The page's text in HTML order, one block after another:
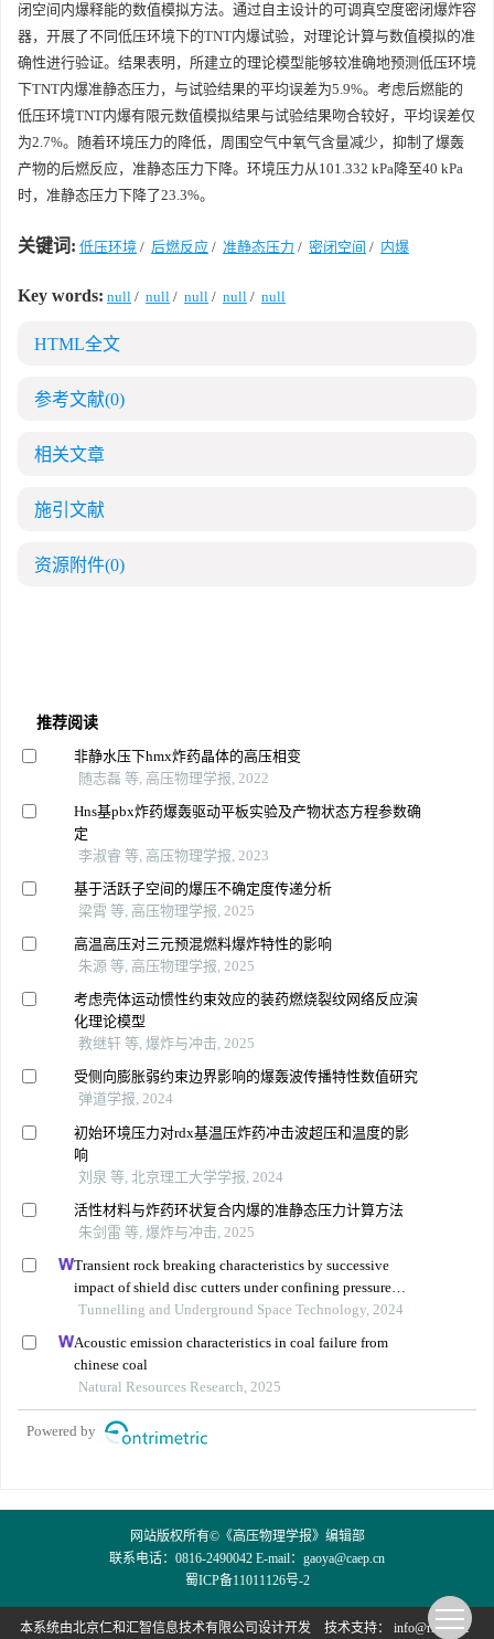
闭空间内爆释能的数值模拟方法。通过自主设计的可调真空度密闭爆炸容
器，开展了不同低压环境下的TNT内爆试验，对理论计算与数值模拟的准
确性进行验证。结果表明，所建立的理论模型能够较准确地预测低压环境
下TNT内爆准静态压力，与试验结果的平均误差为5.9%。考虑后燃能的
低压环境TNT内爆有限元数值模拟结果与试验结果吻合较好，平均误差仅
为2.7%。随着环境压力的降低，周围空气中氧气含量减少，抑制了爆轰
产物的后燃反应，准静态压力下降。环境压力从101.332 kPa降至40 kPa
时，准静态压力下降了23.3%。
关键词: 低压环境 / 后燃反应 / 准静态压力 / 密闭空间 / 内爆
Key words: null / null / null / null / null
HTML全文
参考文献(0)
相关文章
施引文献
资源附件(0)
推荐阅读
非静水压下hmx炸药晶体的高压相变
随志磊 等, 高压物理学报, 2022
Hns基pbx炸药爆轰驱动平板实验及产物状态方程参数确
定
李淑睿 等, 高压物理学报, 2023
基于活跃子空间的爆压不确定度传递分析
梁霄 等, 高压物理学报, 2025
高温高压对三元预混燃料爆炸特性的影响
朱源 等, 高压物理学报, 2025
考虑壳体运动惯性约束效应的装药燃烧裂纹网络反应演
化理论模型
教继轩 等, 爆炸与冲击, 2025
受侧向膨胀弱约束边界影响的爆轰波传播特性数值研究
弹道学报, 2024
初始环境压力对rdx基温压炸药冲击波超压和温度的影
响
刘泉 等, 北京理工大学学报, 2024
活性材料与炸药环状复合内爆的准静态压力计算方法
朱剑雷 等, 爆炸与冲击, 2025
Transient rock breaking characteristics by successive
impact of shield disc cutters under confining pressure
conditions
Tunnelling and Underground Space Technology, 2024
Acoustic emission characteristics in coal failure from
chinese coal
Natural Resources Research, 2025
Powered by
网站版权所有©《高压物理学报》编辑部
联系电话：0816-2490042 E-mail： gaoya@caep.cn
蜀ICP备11011126号-2
本系统由北京仁和汇智信息技术有限公司 设计开发 技术支持： info@rhhz.net